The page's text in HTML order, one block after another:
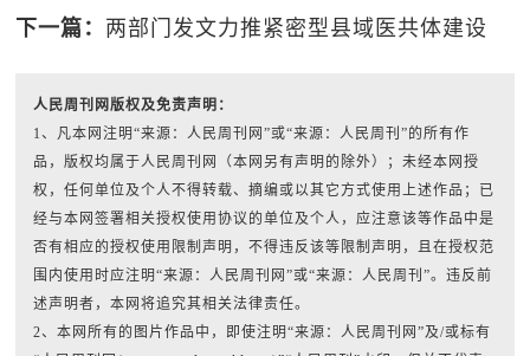
下一篇： 两部门发文力推紧密型县域医共体建设
人民周刊网版权及免责声明：
1、凡本网注明“来源：人民周刊网”或“来源：人民周刊”的所有作
品，版权均属于人民周刊网（本网另有声明的除外）；未经本网授
权，任何单位及个人不得转载、摘编或以其它方式使用上述作品；已
经与本网签署相关授权使用协议的单位及个人，应注意该等作品中是
否有相应的授权使用限制声明，不得违反该等限制声明，且在授权范
围内使用时应注明“来源：人民周刊网”或“来源：人民周刊”。违反前
述声明者，本网将追究其相关法律责任。
2、本网所有的图片作品中，即使注明“来源：人民周刊网”及/或标有